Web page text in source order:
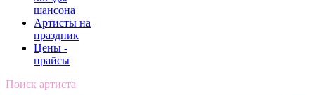
шансона
Артисты на
праздник
Цены -
прайсы
Поиск артиста